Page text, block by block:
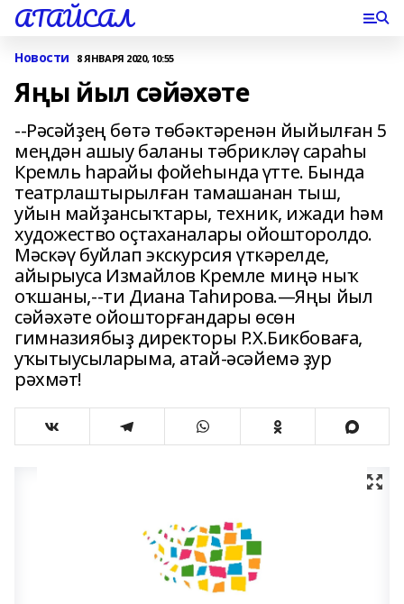
АТАЙСАЛ
Новости 8 ЯНВАРЯ 2020, 10:55
Яңы йыл сәйәхәте
--Рәсәйҙең бөтә төбәктәренән йыйылған 5
меңдән ашыу баланы тәбрикләү сараһы
Кремль һарайы фойеһында үтте. Бында
театрлаштырылған тамашанан тыш,
уйын майҙансыҡтары, техник, ижади һәм
художество оҫтаханалары ойошторолдо.
Мәскәү буйлап экскурсия үткәрелде,
айырыуса Измайлов Кремле миңә ныҡ
оҡшаны,--ти Диана Таһирова.—Яңы йыл
сәйәхәте ойошторғандары өсөн
гимназиябыҙ директоры Р.Х.Бикбоваға,
уҡытыусыларыма, атай-әсәйемә ҙур
рәхмәт!